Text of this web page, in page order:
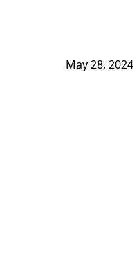
May 28, 2024